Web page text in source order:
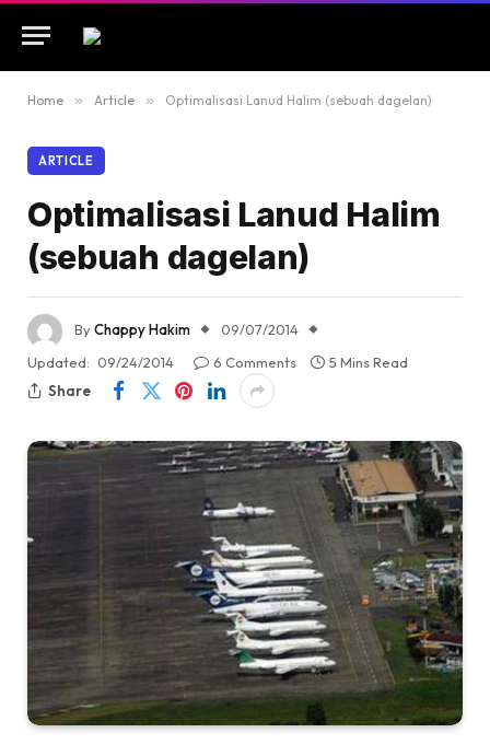
Home » Article » Optimalisasi Lanud Halim (sebuah dagelan)
ARTICLE
Optimalisasi Lanud Halim
(sebuah dagelan)
ByChappy Hakim
09/07/2014
Updated: 09/24/2014 6 Comments
5 Mins Read
Share